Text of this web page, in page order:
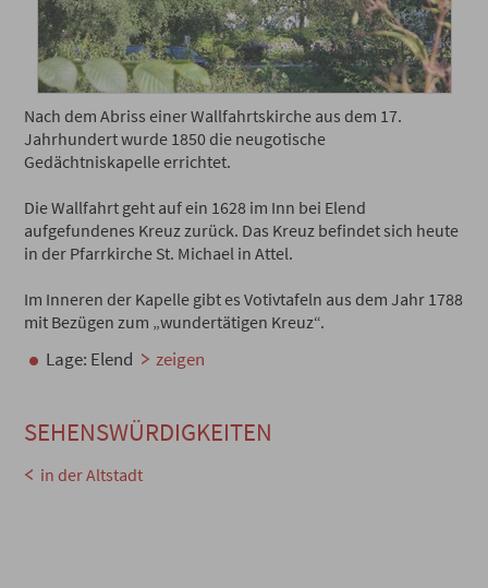
Nach dem Abriss einer Wallfahrtskirche aus dem 17.
Jahrhundert wurde 1850 die neugotische
Gedächtniskapelle errichtet.
Die Wallfahrt geht auf ein 1628 im Inn bei Elend
aufgefundenes Kreuz zurück. Das Kreuz befindet sich heute
in der Pfarrkirche St. Michael in Attel.
Im Inneren der Kapelle gibt es Votivtafeln aus dem Jahr 1788
mit Bezügen zum „wundertätigen Kreuz“.
Lage: Elend zeigen
SEHENSWÜRDIGKEITEN
in der Altstadt